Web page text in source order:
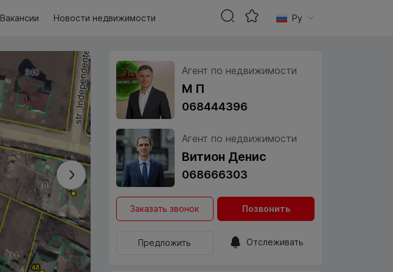
Агент по недвижимости
М П
068444396
Агент по недвижимости
Витион Денис
068666303
Заказать звонок Позвонить
Предложить Отслеживать
Вакансии Новости недвижимости Ру